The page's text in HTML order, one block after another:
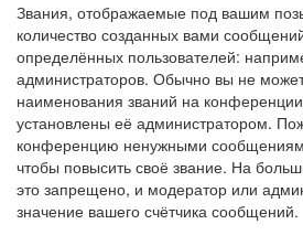
Звания, отображаемые под вашим
количество созданных вами
определённых пользователей:
администраторов. Обычно вы не
наименования званий на
установлены её администратором.
конференцию ненужными
чтобы повысить своё звание. На
это запрещено, и модератор или
значение вашего счётчика сообщений.